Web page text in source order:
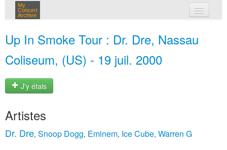
My
Concert
Archive
Up In Smoke Tour : Dr. Dre, Nassau
Coliseum, (US) - 19 juil. 2000
J'y étais
Artistes
Dr. Dre, Snoop Dogg, Eminem, Ice Cube, Warren G